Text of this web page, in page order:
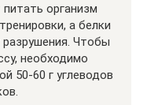
организм
а белки
Чтобы
необходимо
50-60 г углеводов